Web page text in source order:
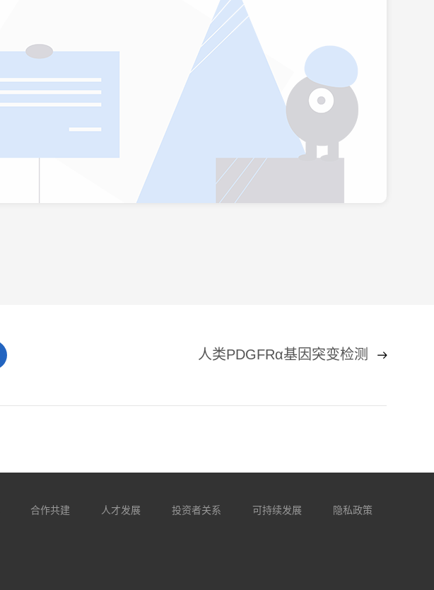
人类PDGFRα基因突变检测
合作共建 人才发展 投资者关系 可持续发展 隐私政策